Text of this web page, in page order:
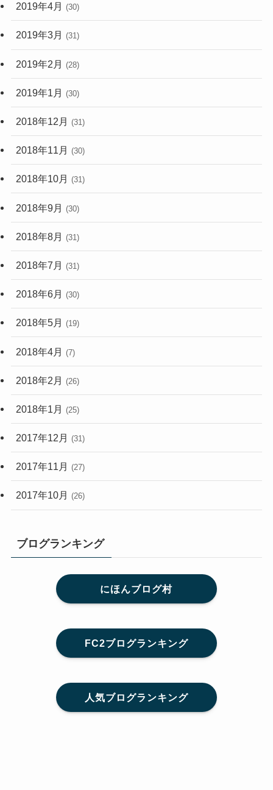
2019年4月 (30)
2019年3月 (31)
2019年2月 (28)
2019年1月 (30)
2018年12月 (31)
2018年11月 (30)
2018年10月 (31)
2018年9月 (30)
2018年8月 (31)
2018年7月 (31)
2018年6月 (30)
2018年5月 (19)
2018年4月 (7)
2018年2月 (26)
2018年1月 (25)
2017年12月 (31)
2017年11月 (27)
2017年10月 (26)
ブログランキング
にほんブログ村
FC2ブログランキング
人気ブログランキング